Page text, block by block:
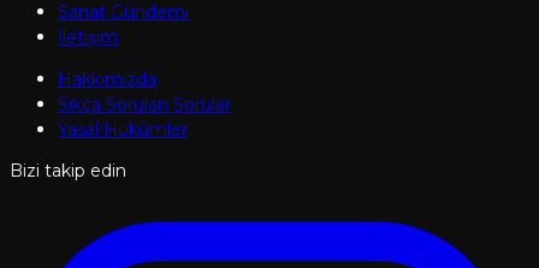
Sanat Gündemi
İletişim
Hakkımızda
Sıkça Sorulan Sorular
Yasal Hükümler
Bizi takip edin